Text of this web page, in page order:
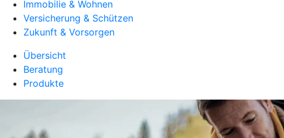
Immobilie & Wohnen
Versicherung & Schützen
Zukunft & Vorsorgen
Übersicht
Beratung
Produkte